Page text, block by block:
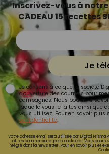
Inscrivez-vous à
CADEAU 15 recettes
Je
Je consens à ce que la société
d'ouverture des courriels pour
campagnes. Nous pourrons
laquelle vous le faites ainsi que
vous utilisez. Pour en savoir plus
confidentialité.
Votre adresse email sera utilisée par Digital
offres commerciales personnalisées. Vous
intégré dans la newsletter. Pour en savoir plus et